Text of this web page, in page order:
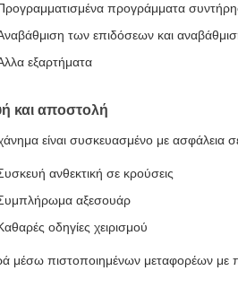
προγράμματα
των επιδόσεων και
εξαρτήματα
και αποστολή
είναι συσκευασμένο με ασφάλεια σε
ανθεκτική σε κρούσεις
αξεσουάρ
οδηγίες χειρισμού
μέσω πιστοποιημένων μεταφορέων με